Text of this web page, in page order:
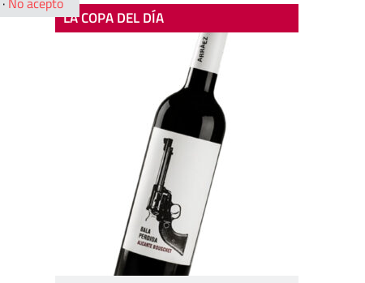
LA COPA DEL DÍA